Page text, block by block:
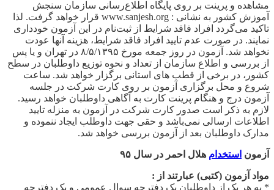
مشاهده و پرینت بر روی پایگاه اطلاع‌رسانی سازمان سنجش
آموزش کشور به نشانی : www.sanjesh.org قرار خواهد گرفت. لذا
تاکید می‌گردد افراد فاقد شرایط از ثبت‌نام در این آزمون خودداری
نمایند. در صورت عدم تایید افراد فاقد شرایط، هزینه آنها عودت
نخواهد شد. آزمون در روز جمعه مورخ ۸/۵/۱۳۹۵ در تهران و یا پس
از بررسی و اطلاع سازمان از تعداد و نحوه توزیع داوطلبان در سطح
کشور، در برخی از قطب های استانی برگزار خواهد شد. ساعت
شروع و محل برگزاری آزمون بر روی کارت شرکت در جلسه
آزمون درج و هنگام پرینت کارت به آگاهی داوطلبان خواهد رسید.
لازم به ذکر است صدور کارت شرکت در آزمون به منزله تایید
اطلاعات ارسالی نمی‌باشد و حقی جهت داوطلب ایجاد ننموده و
مدارک داوطلبان بعد از آزمون بررسی خواهد شد.
آزمون استخدام هلال احمر در سال ۹۵
مواد آزمون (کتبی) عبارتند از :
* به هر یک از داوطلبان یک دفترچه سوال عمومی و یک دفترچه